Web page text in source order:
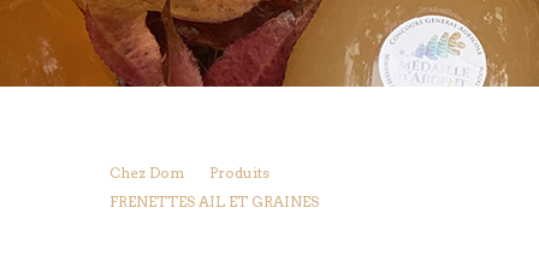
Chez Dom
Produits
FRENETTES AIL ET GRAINES